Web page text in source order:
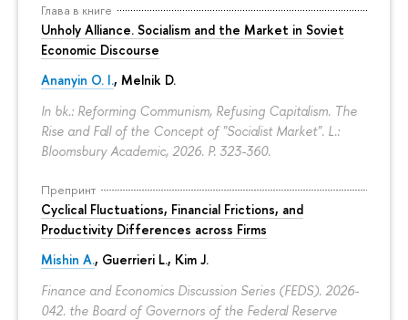
Глава в книге
Unholy Alliance. Socialism and the Market in Soviet
Economic Discourse
Ananyin O. I., Melnik D.
In bk.: Reforming Communism, Refusing Capitalism. The
Rise and Fall of the Concept of "Socialist Market". L.:
Bloomsbury Academic, 2026. P. 323-360.
Препринт
Cyclical Fluctuations, Financial Frictions, and
Productivity Differences across Firms
Mishin A., Guerrieri L., Kim J.
Finance and Economics Discussion Series (FEDS). 2026-
042. the Board of Governors of the Federal Reserve